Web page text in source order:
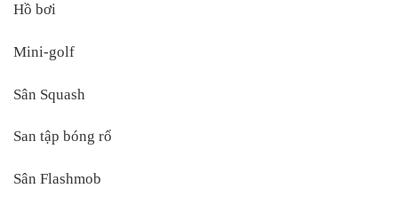
Hồ bơi
Mini-golf
Sân Squash
San tập bóng rổ
Sân Flashmob